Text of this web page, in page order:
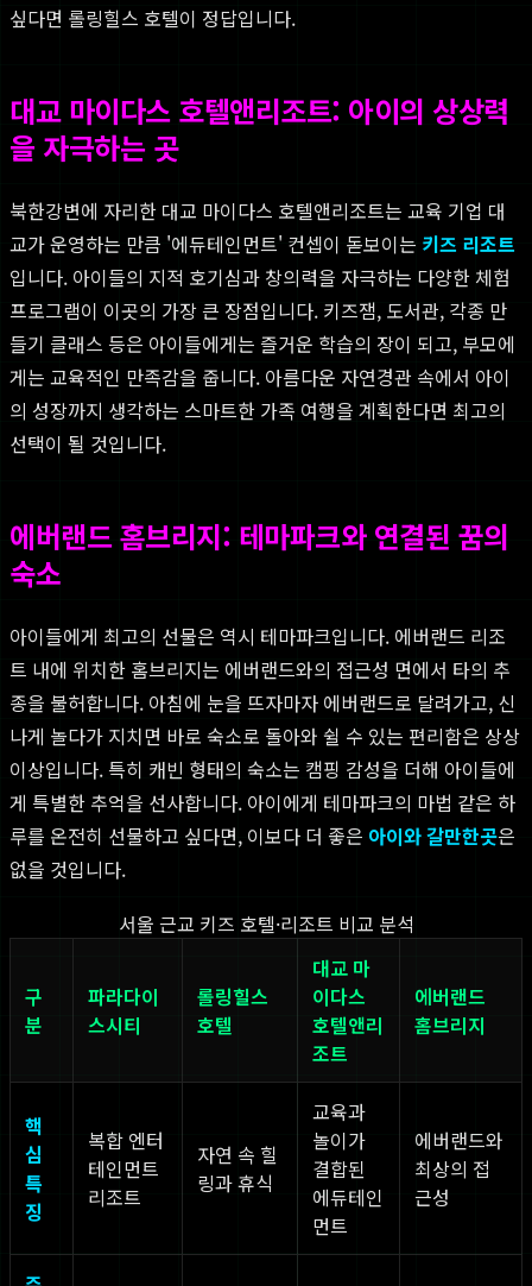
싶다면 롤링힐스 호텔이 정답입니다.
대교 마이다스 호텔앤리조트: 아이의 상상력
을 자극하는 곳
북한강변에 자리한 대교 마이다스 호텔앤리조트는 교육 기업 대
교가 운영하는 만큼 '에듀테인먼트' 컨셉이 돋보이는 키즈 리조트
입니다. 아이들의 지적 호기심과 창의력을 자극하는 다양한 체험
프로그램이 이곳의 가장 큰 장점입니다. 키즈잼, 도서관, 각종 만
들기 클래스 등은 아이들에게는 즐거운 학습의 장이 되고, 부모에
게는 교육적인 만족감을 줍니다. 아름다운 자연경관 속에서 아이
의 성장까지 생각하는 스마트한 가족 여행을 계획한다면 최고의
선택이 될 것입니다.
에버랜드 홈브리지: 테마파크와 연결된 꿈의
숙소
아이들에게 최고의 선물은 역시 테마파크입니다. 에버랜드 리조
트 내에 위치한 홈브리지는 에버랜드와의 접근성 면에서 타의 추
종을 불허합니다. 아침에 눈을 뜨자마자 에버랜드로 달려가고, 신
나게 놀다가 지치면 바로 숙소로 돌아와 쉴 수 있는 편리함은 상상
이상입니다. 특히 캐빈 형태의 숙소는 캠핑 감성을 더해 아이들에
게 특별한 추억을 선사합니다. 아이에게 테마파크의 마법 같은 하
루를 온전히 선물하고 싶다면, 이보다 더 좋은 아이와 갈만한곳은
없을 것입니다.
서울 근교 키즈 호텔·리조트 비교 분석
구
분
파라다이
스시티
롤링힐스
호텔
대교 마
이다스
호텔앤리
조트
에버랜드
홈브리지
핵
심
특
징
복합 엔터
테인먼트
리조트
자연 속 힐
링과 휴식
교육과
놀이가
결합된
에듀테인
먼트
에버랜드와
최상의 접
근성